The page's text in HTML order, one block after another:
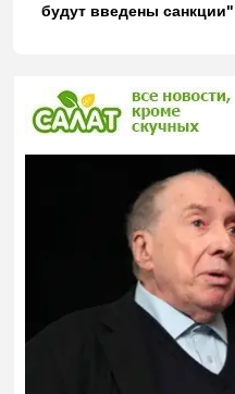
будут введены санкции"